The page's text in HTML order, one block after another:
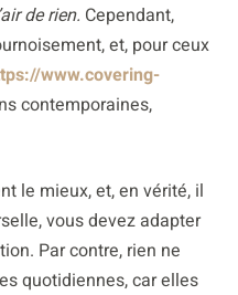
de rien. Cependant,
et, pour ceux
www.covering-
contemporaines,
le mieux, et, en vérité, il
vous devez adapter
Par contre, rien ne
quotidiennes, car elles